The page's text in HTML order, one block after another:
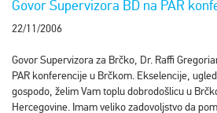
Govor Supervizora BD na PAR
22/11/2006
Govor Supervizora za Brčko, Dr. Raffi
PAR konferencije u Brčkom. Ekselencije,
gospodo, želim Vam toplu dobrodošlicu u
Hercegovine. Imam veliko zadovoljstvo da